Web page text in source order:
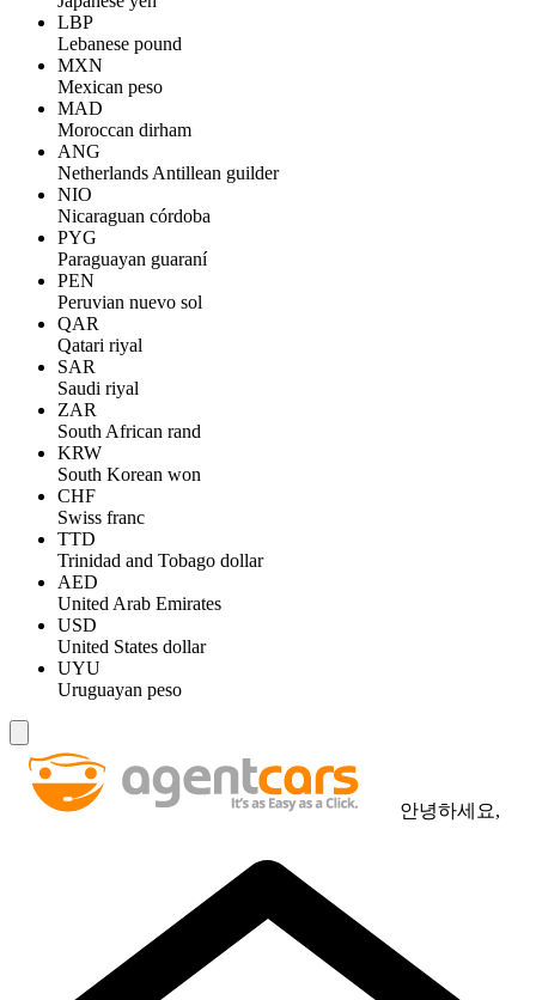
LBP
Lebanese pound
MXN
Mexican peso
MAD
Moroccan dirham
ANG
Netherlands Antillean guilder
NIO
Nicaraguan córdoba
PYG
Paraguayan guaraní
PEN
Peruvian nuevo sol
QAR
Qatari riyal
SAR
Saudi riyal
ZAR
South African rand
KRW
South Korean won
CHF
Swiss franc
TTD
Trinidad and Tobago dollar
AED
United Arab Emirates
USD
United States dollar
UYU
Uruguayan peso
안녕하세요,